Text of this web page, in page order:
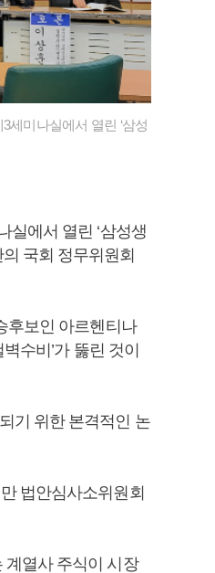
세미나실에서 열린 ‘삼성
실에서 열린 ‘삼성생
국회 정무위원회
후보인 아르헨티나
수비’가 뚫린 것이
기 위한 본격적인 논
법안심사소위원회
계열사 주식이 시장